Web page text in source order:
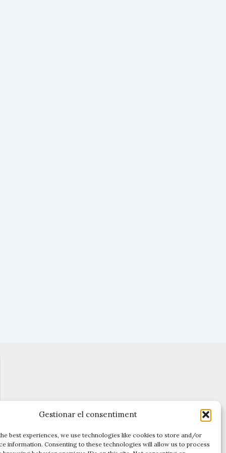
Gestionar el consentiment
best experiences, we use technologies like cookies to store and/or
information. Consenting to these technologies will allow us to process